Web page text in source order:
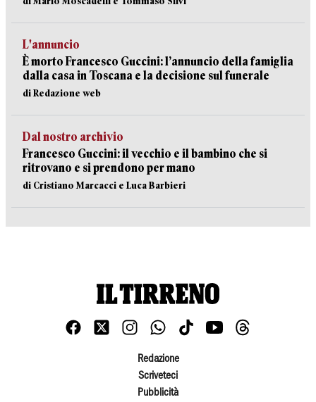
L'annuncio
È morto Francesco Guccini: l’annuncio della famiglia
dalla casa in Toscana e la decisione sul funerale
di Redazione web
Dal nostro archivio
Francesco Guccini: il vecchio e il bambino che si
ritrovano e si prendono per mano
di Cristiano Marcacci e Luca Barbieri
Redazione
Scriveteci
Pubblicità